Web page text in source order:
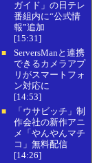
ガイド」の日テレ
番組内に“公式情
報”追加
[15:31]
■
ServersManと連携
できるカメラアプ
リがスマートフォ
ン対応に
[14:53]
■
「ウサビッチ」制
作会社の新作アニ
メ「やんやんマチ
コ」無料配信
[14:26]